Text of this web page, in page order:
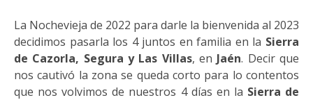
La Nochevieja de 2022 para darle la bienvenida al 2023
decidimos pasarla los 4 juntos en familia en la Sierra
de Cazorla, Segura y Las Villas, en Jaén. Decir que
nos cautivó la zona se queda corto para lo contentos
que nos volvimos de nuestros 4 días en la Sierra de